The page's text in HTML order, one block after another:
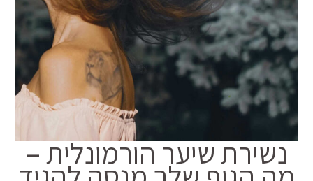
נשירת שיער הורמונלית –